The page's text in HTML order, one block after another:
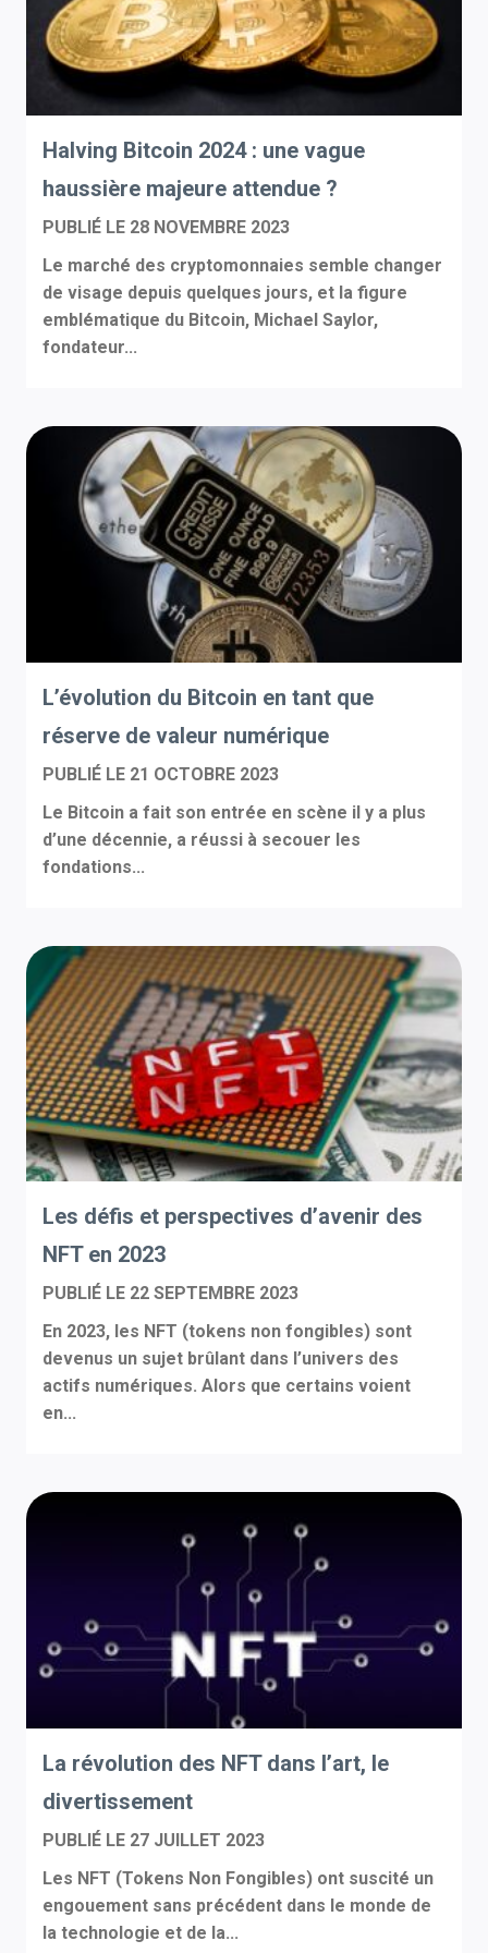
Halving Bitcoin 2024 : une vague
haussière majeure attendue ?
PUBLIÉ LE 28 NOVEMBRE 2023
Le marché des cryptomonnaies semble changer
de visage depuis quelques jours, et la figure
emblématique du Bitcoin, Michael Saylor,
fondateur...
L’évolution du Bitcoin en tant que
réserve de valeur numérique
PUBLIÉ LE 21 OCTOBRE 2023
Le Bitcoin a fait son entrée en scène il y a plus
d’une décennie, a réussi à secouer les
fondations...
Les défis et perspectives d’avenir des
NFT en 2023
PUBLIÉ LE 22 SEPTEMBRE 2023
En 2023, les NFT (tokens non fongibles) sont
devenus un sujet brûlant dans l’univers des
actifs numériques. Alors que certains voient
en...
La révolution des NFT dans l’art, le
divertissement
PUBLIÉ LE 27 JUILLET 2023
Les NFT (Tokens Non Fongibles) ont suscité un
engouement sans précédent dans le monde de
la technologie et de la...